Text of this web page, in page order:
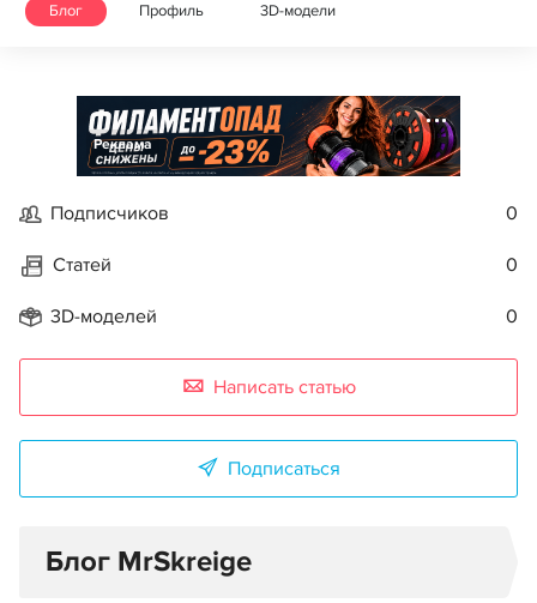
Блог Профиль 3D-модели
Реклама
Подписчиков 0
Статей 0
3D-моделей 0
Написать статью
Подписаться
Блог MrSkreige